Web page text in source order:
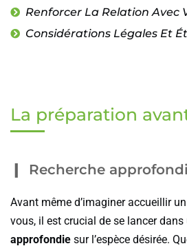
Renforcer La Relation Avec
Considérations Légales Et
La préparation
Recherche
Avant même d’imaginer accueillir
vous, il est crucial de se lancer dans
approfondie sur l’espèce désirée.